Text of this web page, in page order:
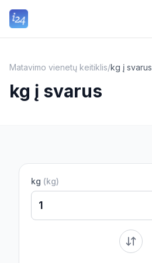
Matavimo vienetų keitiklis/kg į svarus
kg į svarus
kg (kg)